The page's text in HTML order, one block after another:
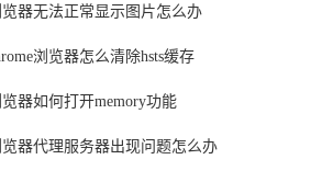
器无法正常显示图片怎么办
浏览器怎么清除hsts缓存
器如何打开memory功能
器代理服务器出现问题怎么办